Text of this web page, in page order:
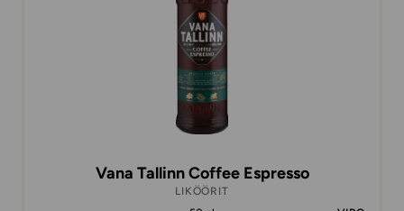
Vana Tallinn Coffee Espresso
LIKÖÖRIT